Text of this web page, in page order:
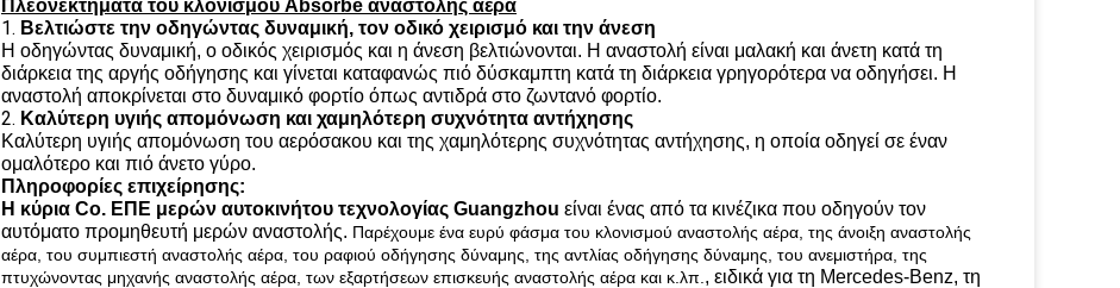
Πλεονεκτήματα του κλονισμού Absorbe αναστολής αέρα
1. Βελτιώστε την οδηγώντας δυναμική, τον οδικό χειρισμό και την άνεση
Η οδηγώντας δυναμική, ο οδικός χειρισμός και η άνεση βελτιώνονται. Η αναστολή είναι μαλακή και άνετη κατά τη
διάρκεια της αργής οδήγησης και γίνεται καταφανώς πιό δύσκαμπτη κατά τη διάρκεια γρηγορότερα να οδηγήσει. Η
αναστολή αποκρίνεται στο δυναμικό φορτίο όπως αντιδρά στο ζωντανό φορτίο.
2. Καλύτερη υγιής απομόνωση και χαμηλότερη συχνότητα αντήχησης
Καλύτερη υγιής απομόνωση του αερόσακου και της χαμηλότερης συχνότητας αντήχησης, η οποία οδηγεί σε έναν
ομαλότερο και πιό άνετο γύρο.
Πληροφορίες επιχείρησης:
Η κύρια Co. ΕΠΕ μερών αυτοκινήτου τεχνολογίας Guangzhou είναι ένας από τα κινέζικα που οδηγούν τον
αυτόματο προμηθευτή μερών αναστολής. Παρέχουμε ένα ευρύ φάσμα του κλονισμού αναστολής αέρα, της άνοιξη αναστολής
αέρα, του συμπιεστή αναστολής αέρα, του ραφιού οδήγησης δύναμης, της αντλίας οδήγησης δύναμης, του ανεμιστήρα, της
πτυχώνοντας μηχανής αναστολής αέρα, των εξαρτήσεων επισκευής αναστολής αέρα και κ.λπ. , ειδικά για τη Mercedes-Benz, τη